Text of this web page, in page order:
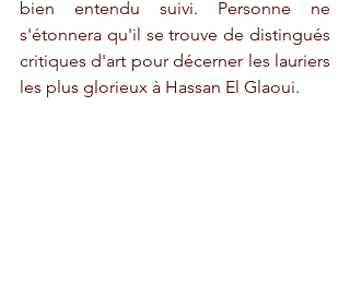
bien entendu suivi. Personne ne
s'étonnera qu'il se trouve de distingués
critiques d'art pour décerner les lauriers
les plus glorieux à Hassan El Glaoui.